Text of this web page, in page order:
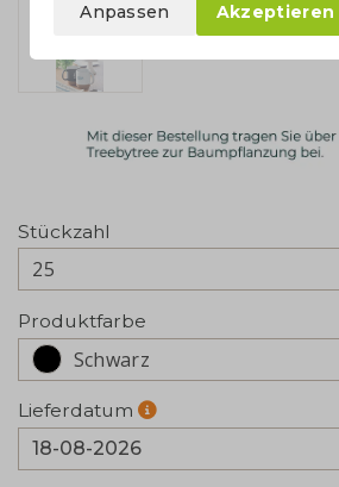
Stückzahl
25
Produktfarbe
Schwarz
Lieferdatum
Anpassen Akzeptieren